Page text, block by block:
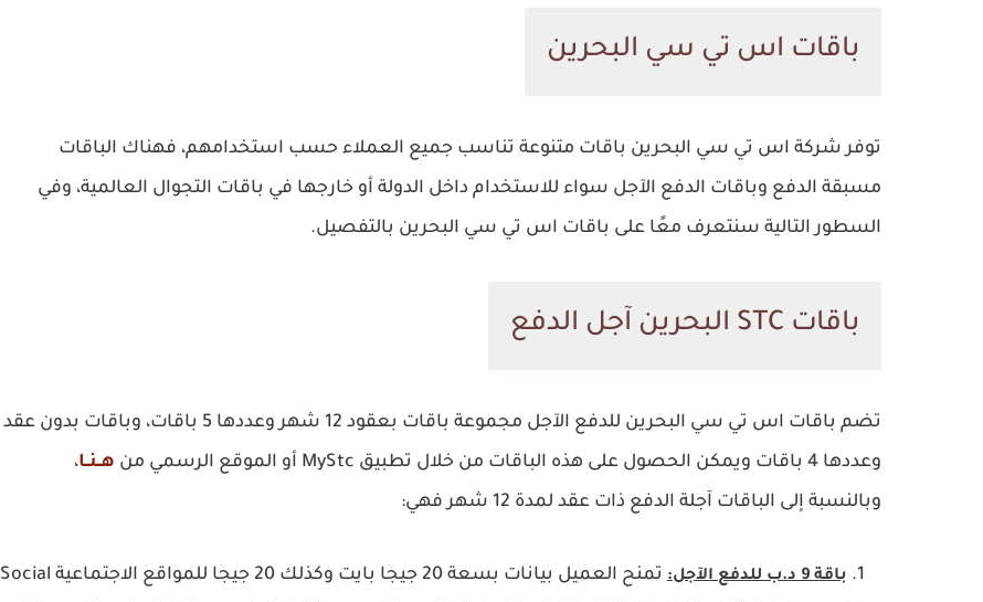
باقات اس تي سي البحرين
توفر شركة اس تي سي البحرين باقات متنوعة تناسب جميع العملاء حسب استخدامهم، فهناك الباقات
مسبقة الدفع وباقات الدفع الآجل سواء للاستخدام داخل الدولة أو خارجها في باقات التجوال العالمية، وفي
السطور التالية سنتعرف معًا على باقات اس تي سي البحرين بالتفصيل.
باقات STC البحرين آجل الدفع
تضم باقات اس تي سي البحرين للدفع الآجل مجموعة باقات بعقود 12 شهر وعددها 5 باقات، وباقات بدون عقد
وعددها 4 باقات ويمكن الحصول على هذه الباقات من خلال تطبيق MyStc أو الموقع الرسمي من
هــنــا،
وبالنسبة إلى الباقات آجلة الدفع ذات عقد لمدة 12 شهر فهي:
باقة 9 د.ب للدفع الآجل: تمنح العميل بيانات بسعة 20 جيجا بايت وكذلك 20 جيجا للمواقع الاجتماعية Social